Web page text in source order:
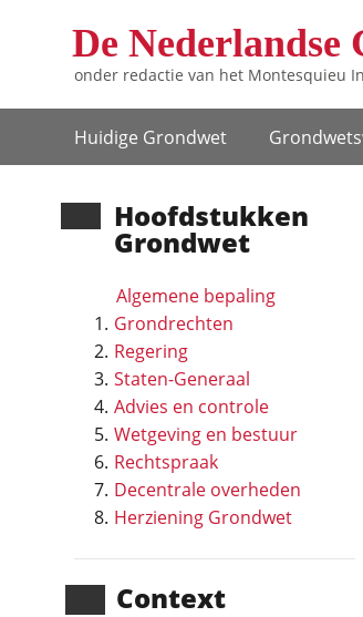
De Nederlandse
onder redactie van het Montesquieu
Hoofdnavigatie
Huidige Grondwet
Hoofd­stukken
Grondwet
Algemene bepaling
Grondrechten
Regering
Staten-Generaal
Advies en controle
Wetgeving en bestuur
Rechtspraak
Decentrale overheden
Herziening Grondwet
Context